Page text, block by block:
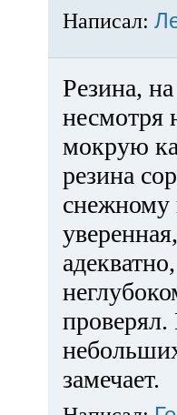
Написал:
Резина,
несмотря
мокрую
резина
снежному
замечает.